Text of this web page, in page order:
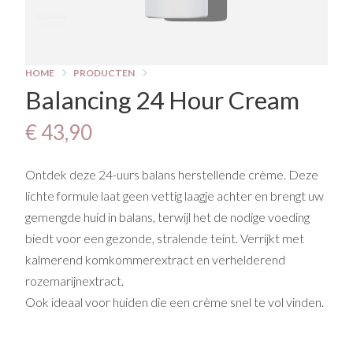
HOME PRODUCTEN
Balancing 24 Hour Cream
€ 43,90
Ontdek deze 24-uurs balans herstellende crème. Deze
lichte formule laat geen vettig laagje achter en brengt uw
gemengde huid in balans, terwijl het de nodige voeding
biedt voor een gezonde, stralende teint. Verrijkt met
kalmerend komkommerextract en verhelderend
rozemarijnextract.
Ook ideaal voor huiden die een crème snel te vol vinden.